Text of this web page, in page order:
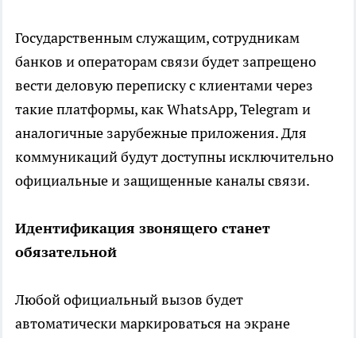
Государственным служащим, сотрудникам
банков и операторам связи будет запрещено
вести деловую переписку с клиентами через
такие платформы, как WhatsApp, Telegram и
аналогичные зарубежные приложения. Для
коммуникаций будут доступны исключительно
официальные и защищенные каналы связи.
Идентификация звонящего станет
обязательной
Любой официальный вызов будет
автоматически маркироваться на экране